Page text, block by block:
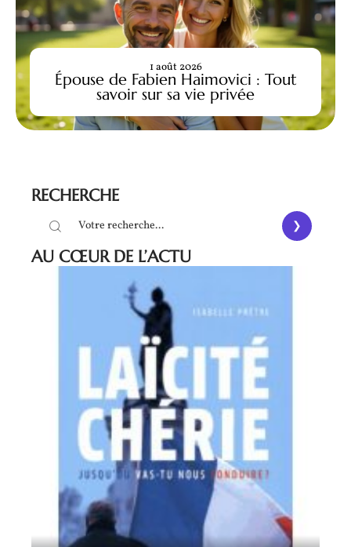
Épouse de Fabien Haimovici : Tout
savoir sur sa vie privée
1 août 2026
RECHERCHE
AU CŒUR DE L’ACTU